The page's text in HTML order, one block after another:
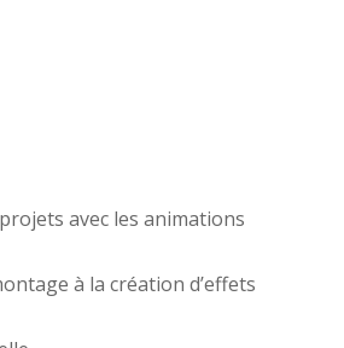
avec les animations
à la création d’effets